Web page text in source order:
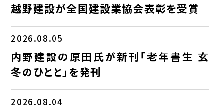
越野建設が全国建設業協会表彰を受賞
2026.08.05
内野建設の原田氏が新刊「老年書生 玄
冬のひとと」を発刊
2026.08.04